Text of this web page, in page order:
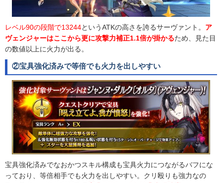
レベル90の段階で13244というATKの高さを誇るサーヴァント。 ア
ヴェンジャーはここから更に攻撃力補正1.1倍が掛かるため、見た目
の数値以上に火力が出る。
②宝具強化済みで等倍でも火力を出しやすい
宝具強化済みでなおかつスキル構成も宝具火力につながるバフにな
っており、等倍相手でも火力を出しやすい。クリ殴りも強力なの